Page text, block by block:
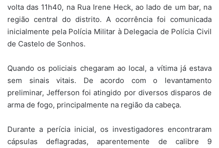
volta das 11h40, na Rua Irene Heck, ao lado de um bar, na
região central do distrito. A ocorrência foi comunicada
inicialmente pela Polícia Militar à Delegacia de Polícia Civil
de Castelo de Sonhos.
Quando os policiais chegaram ao local, a vítima já estava
sem sinais vitais. De acordo com o levantamento
preliminar, Jefferson foi atingido por diversos disparos de
arma de fogo, principalmente na região da cabeça.
Durante a perícia inicial, os investigadores encontraram
cápsulas deflagradas, aparentemente de calibre 9